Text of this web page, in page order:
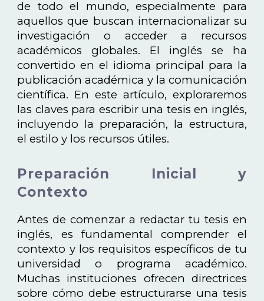
de todo el mundo, especialmente para
aquellos que buscan internacionalizar su
investigación o acceder a recursos
académicos globales. El inglés se ha
convertido en el idioma principal para la
publicación académica y la comunicación
científica. En este artículo, exploraremos
las claves para escribir una tesis en inglés,
incluyendo la preparación, la estructura,
el estilo y los recursos útiles.
Preparación Inicial y
Contexto
Antes de comenzar a redactar tu tesis en
inglés, es fundamental comprender el
contexto y los requisitos específicos de tu
universidad o programa académico.
Muchas instituciones ofrecen directrices
sobre cómo debe estructurarse una tesis